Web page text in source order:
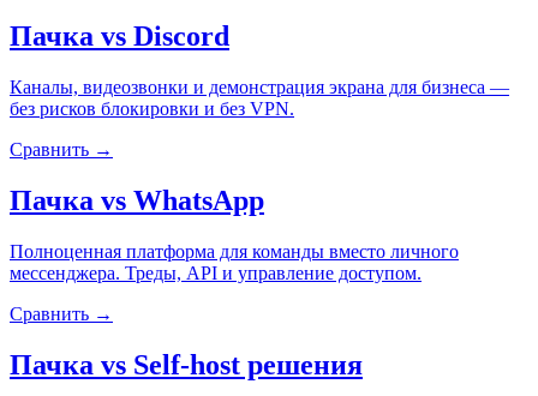
Пачка vs Discord
Каналы, видеозвонки и демонстрация экрана для бизнеса —
без рисков блокировки и без VPN.
Сравнить →
Пачка vs WhatsApp
Полноценная платформа для команды вместо личного
мессенджера. Треды, API и управление доступом.
Сравнить →
Пачка vs Self-host решения